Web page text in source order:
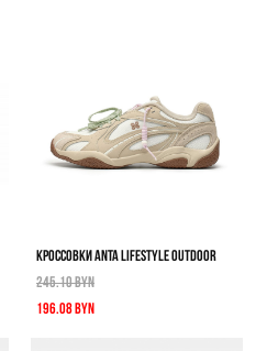
КРОССОВКИ ANTA LIFESTYLE OUTDOOR
245.10 BYN
196.08 BYN